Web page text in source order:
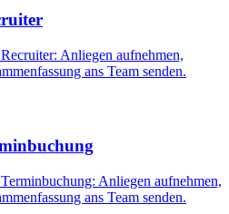
Anliegen aufnehmen,
ans Team senden.
Anliegen aufnehmen,
ans Team senden.